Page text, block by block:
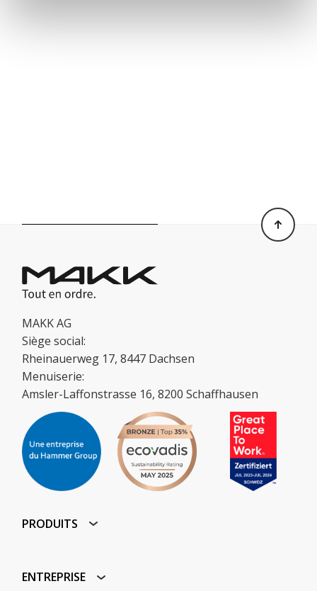
MAKK AG
Siège social:
Rheinauerweg 17, 8447 Dachsen
Menuiserie:
Amsler-Laffonstrasse 16, 8200 Schaffhausen
PRODUITS
ENTREPRISE